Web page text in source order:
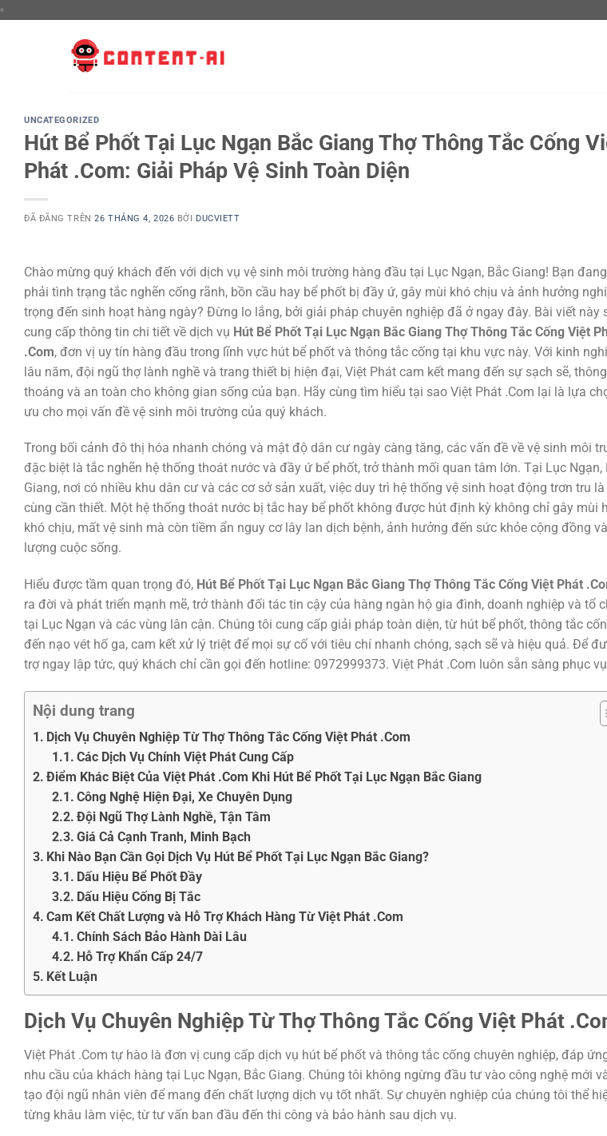
UNCATEGORIZED
Hút Bể Phốt Tại Lục Ngạn Bắc Giang Thợ Thông Tắc Cống
Phát .Com: Giải Pháp Vệ Sinh Toàn Diện
ĐÃ ĐĂNG TRÊN26 THÁNG 4, 2026 BỞI DUCVIETT
Chào mừng quý khách đến với dịch vụ vệ sinh môi trường hàng đầu tại Lục Ngạn, Bắc Giang! Bạn
phải tình trạng tắc nghẽn cống rãnh, bồn cầu hay bể phốt bị đầy ứ, gây mùi khó chịu và ảnh hưởng
trọng đến sinh hoạt hàng ngày? Đừng lo lắng, bởi giải pháp chuyên nghiệp đã ở ngay đây. Bài viết này
cung cấp thông tin chi tiết về dịch vụ Hút Bể Phốt Tại Lục Ngạn Bắc Giang Thợ Thông Tắc Cống Việt
.Com, đơn vị uy tín hàng đầu trong lĩnh vực hút bể phốt và thông tắc cống tại khu vực này. Với kinh
lâu năm, đội ngũ thợ lành nghề và trang thiết bị hiện đại, Việt Phát cam kết mang đến sự sạch sẽ, thông
thoáng và an toàn cho không gian sống của bạn. Hãy cùng tìm hiểu tại sao Việt Phát .Com lại là lựa
ưu cho mọi vấn đề vệ sinh môi trường của quý khách.
Trong bối cảnh đô thị hóa nhanh chóng và mật độ dân cư ngày càng tăng, các vấn đề về vệ sinh môi
đặc biệt là tắc nghẽn hệ thống thoát nước và đầy ứ bể phốt, trở thành mối quan tâm lớn. Tại Lục Ngạn,
Giang, nơi có nhiều khu dân cư và các cơ sở sản xuất, việc duy trì hệ thống vệ sinh hoạt động trơn tru
cùng cần thiết. Một hệ thống thoát nước bị tắc hay bể phốt không được hút định kỳ không chỉ gây mùi
khó chịu, mất vệ sinh mà còn tiềm ẩn nguy cơ lây lan dịch bệnh, ảnh hưởng đến sức khỏe cộng đồng
lượng cuộc sống.
Hiểu được tầm quan trọng đó, Hút Bể Phốt Tại Lục Ngạn Bắc Giang Thợ Thông Tắc Cống Việt Phát
ra đời và phát triển mạnh mẽ, trở thành đối tác tin cậy của hàng ngàn hộ gia đình, doanh nghiệp và tổ
tại Lục Ngạn và các vùng lân cận. Chúng tôi cung cấp giải pháp toàn diện, từ hút bể phốt, thông tắc
đến nạo vét hố ga, cam kết xử lý triệt để mọi sự cố với tiêu chí nhanh chóng, sạch sẽ và hiệu quả. Để
trợ ngay lập tức, quý khách chỉ cần gọi đến hotline: 0972999373. Việt Phát .Com luôn sẵn sàng phục
Nội dung trang
Dịch Vụ Chuyên Nghiệp Từ Thợ Thông Tắc Cống Việt Phát .Com
Các Dịch Vụ Chính Việt Phát Cung Cấp
Điểm Khác Biệt Của Việt Phát .Com Khi Hút Bể Phốt Tại Lục Ngạn Bắc Giang
Công Nghệ Hiện Đại, Xe Chuyên Dụng
Đội Ngũ Thợ Lành Nghề, Tận Tâm
Giá Cả Cạnh Tranh, Minh Bạch
Khi Nào Bạn Cần Gọi Dịch Vụ Hút Bể Phốt Tại Lục Ngạn Bắc Giang?
Dấu Hiệu Bể Phốt Đầy
Dấu Hiệu Cống Bị Tắc
Cam Kết Chất Lượng và Hỗ Trợ Khách Hàng Từ Việt Phát .Com
Chính Sách Bảo Hành Dài Lâu
Hỗ Trợ Khẩn Cấp 24/7
Kết Luận
Dịch Vụ Chuyên Nghiệp TừThợ Thông Tắc Cống Việt Phát
Việt Phát .Com tự hào là đơn vị cung cấp dịch vụ hút bể phốt và thông tắc cống chuyên nghiệp, đáp
nhu cầu của khách hàng tại Lục Ngạn, Bắc Giang. Chúng tôi không ngừng đầu tư vào công nghệ mới
tạo đội ngũ nhân viên để mang đến chất lượng dịch vụ tốt nhất. Sự chuyên nghiệp của chúng tôi thể
từng khâu làm việc, từ tư vấn ban đầu đến thi công và bảo hành sau dịch vụ.